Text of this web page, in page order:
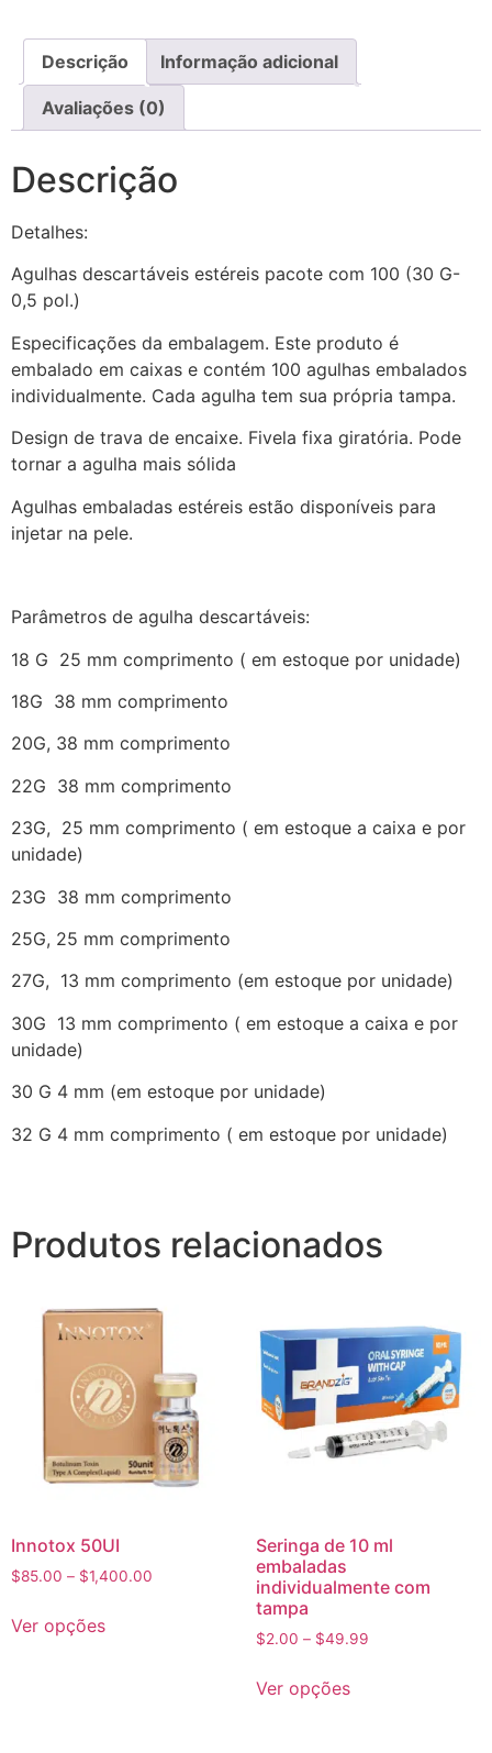
Descrição Informação adicional
Avaliações (0)
Descrição
Detalhes:
Agulhas descartáveis estéreis pacote com 100 (30 G-
0,5 pol.)
Especificações da embalagem. Este produto é
embalado em caixas e contém 100 agulhas embalados
individualmente. Cada agulha tem sua própria tampa.
Design de trava de encaixe. Fivela fixa giratória. Pode
tornar a agulha mais sólida
Agulhas embaladas estéreis estão disponíveis para
injetar na pele.
Parâmetros de agulha descartáveis:
18 G 25 mm comprimento ( em estoque por unidade)
18G 38 mm comprimento
20G, 38 mm comprimento
22G 38 mm comprimento
23G, 25 mm comprimento ( em estoque a caixa e por
unidade)
23G 38 mm comprimento
25G, 25 mm comprimento
27G, 13 mm comprimento (em estoque por unidade)
30G 13 mm comprimento ( em estoque a caixa e por
unidade)
30 G 4 mm (em estoque por unidade)
32 G 4 mm comprimento ( em estoque por unidade)
Produtos relacionados
Innotox 50UI
$85.00 – $1,400.00
Ver opções
Seringa de 10 ml
embaladas
individualmente com
tampa
$2.00 – $49.99
Ver opções